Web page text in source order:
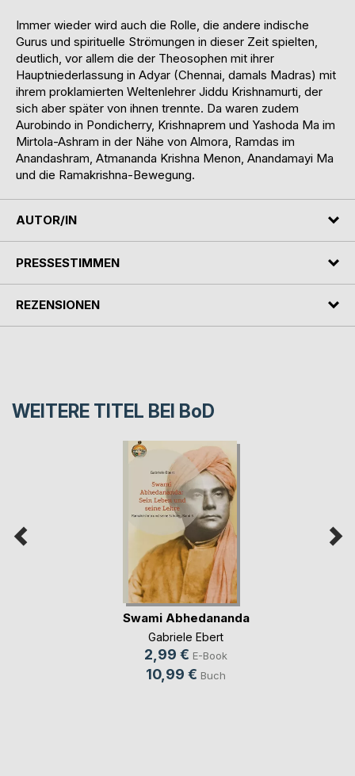
Immer wieder wird auch die Rolle, die andere indische
Gurus und spirituelle Strömungen in dieser Zeit spielten,
deutlich, vor allem die der Theosophen mit ihrer
Hauptniederlassung in Adyar (Chennai, damals Madras) mit
ihrem proklamierten Weltenlehrer Jiddu Krishnamurti, der
sich aber später von ihnen trennte. Da waren zudem
Aurobindo in Pondicherry, Krishnaprem und Yashoda Ma im
Mirtola-Ashram in der Nähe von Almora, Ramdas im
Anandashram, Atmananda Krishna Menon, Anandamayi Ma
und die Ramakrishna-Bewegung.
AUTOR/IN
PRESSESTIMMEN
REZENSIONEN
WEITERE TITEL BEI BoD
Swami Abhedananda
Gabriele Ebert
2,99 € E-Book
10,99 € Buch